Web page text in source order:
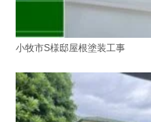
小牧市S様邸屋根塗装工事